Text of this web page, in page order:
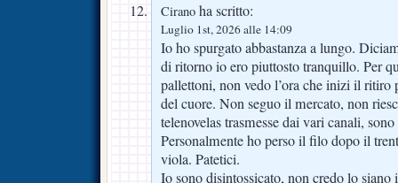
Cirano ha scritto:
Luglio 1st, 2026 alle 14:09
Io ho spurgato abbastanza a lungo.
di ritorno io ero piuttosto tranquillo. Per
pallettoni, non vedo l’ora che inizi il ritiro
del cuore. Non seguo il mercato, non
telenovelas trasmesse dai vari canali,
Personalmente ho perso il filo dopo il
viola. Patetici.
Io sono disintossicato, non credo lo